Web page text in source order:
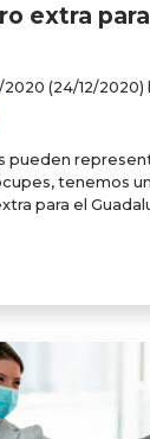
extra
2020 (24/12/2020)
pueden
tenemos
para el